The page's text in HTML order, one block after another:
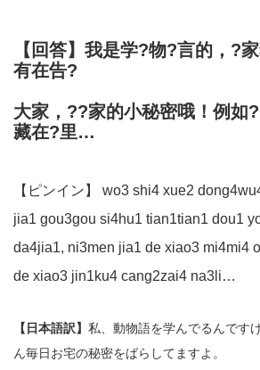
【回答】我是学?物?言的，?
有在告?
大家，??家的小秘密哦！例如
藏在?里…
【ピンイン】 wo3 shi4 xue2
jia1 gou3gou si4hu1 tian1tian1 dou1
da4jia1, ni3men jia1 de xiao3 mi4mi4
de xiao3 jin1ku4 cang2zai4 na3li…
【日本語訳】 私、動物語を学んでるんです
ん毎日お宅の秘密をばらしてますよ。